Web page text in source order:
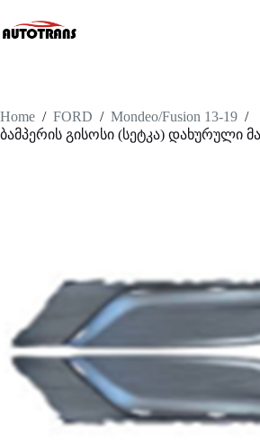
Home / FORD / Mondeo/Fusion 13-19 /
ბამპერის გისოსი (სეტკა) დახურული